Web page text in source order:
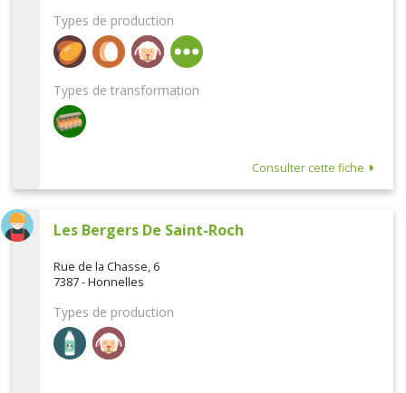
Types de production
Types de transformation
Consulter cette fiche
Les Bergers De Saint-Roch
Rue de la Chasse, 6
7387 - Honnelles
Types de production